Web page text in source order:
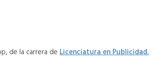
de la carrera de Licenciatura en Publicidad.